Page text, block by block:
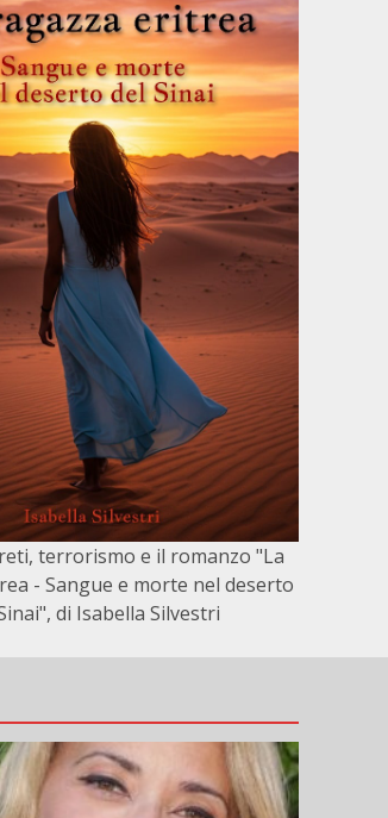
terrorismo e il romanzo "La
- Sangue e morte nel deserto
di Isabella Silvestri